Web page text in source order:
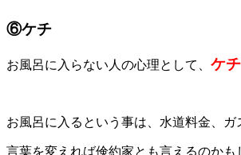
⑥ケチ
お風呂に入らない人の心理として、 ケチ
お風呂に入るという事は、水道料金、ガ
言葉を変えれば倹約家とも言えるのかも